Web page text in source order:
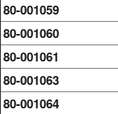
80-001059
80-001060
80-001061
80-001063
80-001064